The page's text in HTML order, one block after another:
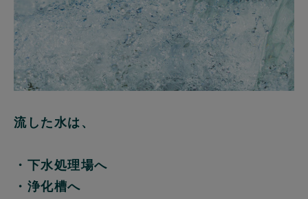
流した水は、
・下水処理場へ
・浄化槽へ